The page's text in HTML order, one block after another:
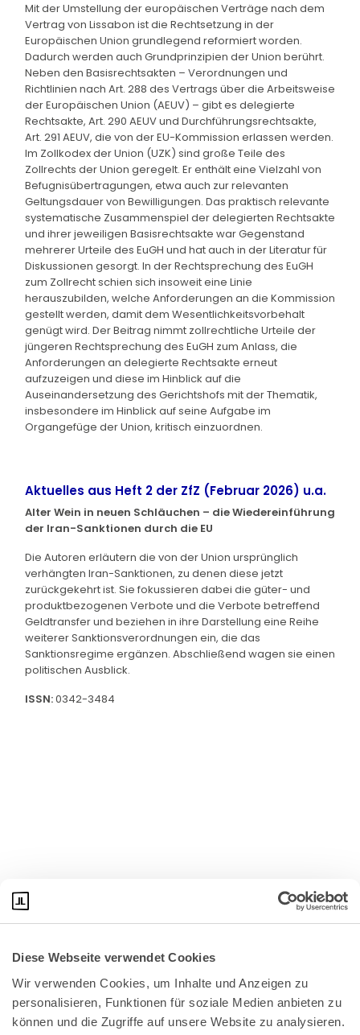
Diese Webseite verwendet Cookies
Wir verwenden Cookies, um Inhalte und Anzeigen zu
personalisieren, Funktionen für soziale Medien anbieten zu
können und die Zugriffe auf unsere Website zu analysieren.
Mit der Umstellung der europäischen Verträge nach dem
Vertrag von Lissabon ist die Rechtsetzung in der
Europäischen Union grundlegend reformiert worden.
Dadurch werden auch Grundprinzipien der Union berührt.
Neben den Basisrechtsakten – Verordnungen und
Richtlinien nach Art. 288 des Vertrags über die Arbeitsweise
der Europäischen Union (AEUV) – gibt es delegierte
Rechtsakte, Art. 290 AEUV und Durchführungsrechtsakte,
Art. 291 AEUV, die von der EU-Kommission erlassen werden.
Im Zollkodex der Union (UZK) sind große Teile des
Zollrechts der Union geregelt. Er enthält eine Vielzahl von
Befugnisübertragungen, etwa auch zur relevanten
Geltungsdauer von Bewilligungen. Das praktisch relevante
systematische Zusammenspiel der delegierten Rechtsakte
und ihrer jeweiligen Basisrechtsakte war Gegenstand
mehrerer Urteile des EuGH und hat auch in der Literatur für
Diskussionen gesorgt. In der Rechtsprechung des EuGH
zum Zollrecht schien sich insoweit eine Linie
herauszubilden, welche Anforderungen an die Kommission
gestellt werden, damit dem Wesentlichkeitsvorbehalt
genügt wird. Der Beitrag nimmt zollrechtliche Urteile der
jüngeren Rechtsprechung des EuGH zum Anlass, die
Anforderungen an delegierte Rechtsakte erneut
aufzuzeigen und diese im Hinblick auf die
Auseinandersetzung des Gerichtshofs mit der Thematik,
insbesondere im Hinblick auf seine Aufgabe im
Organgefüge der Union, kritisch einzuordnen.
Aktuelles aus Heft 2 der ZfZ (Februar 2026) u.a.
Alter Wein in neuen Schläuchen – die Wiedereinführung
der Iran-Sanktionen durch die EU
Die Autoren erläutern die von der Union ursprünglich
verhängten Iran-Sanktionen, zu denen diese jetzt
zurückgekehrt ist. Sie fokussieren dabei die güter- und
produktbezogenen Verbote und die Verbote betreffend
Geldtransfer und beziehen in ihre Darstellung eine Reihe
weiterer Sanktionsverordnungen ein, die das
Sanktionsregime ergänzen. Abschließend wagen sie einen
politischen Ausblick.
ISSN:0342-3484